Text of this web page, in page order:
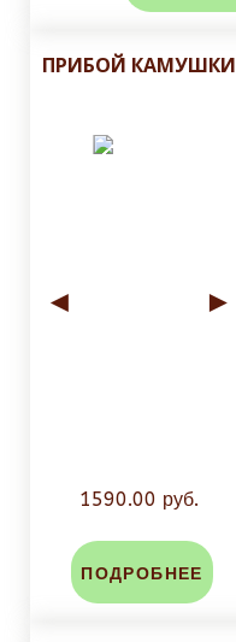
ПРИБОЙ КАМУШКИ
◄ ►
1590.00 руб.
ПОДРОБНЕЕ